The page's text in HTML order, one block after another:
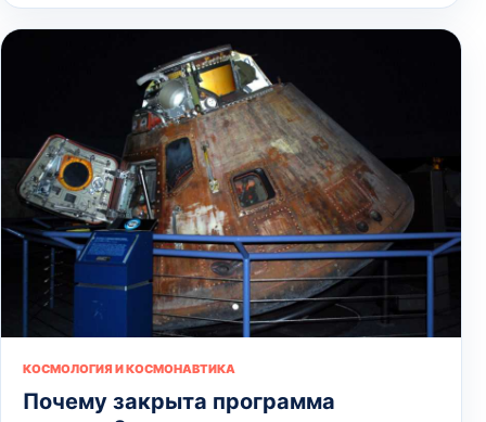
КОСМОЛОГИЯ И КОСМОНАВТИКА
Почему закрыта программа